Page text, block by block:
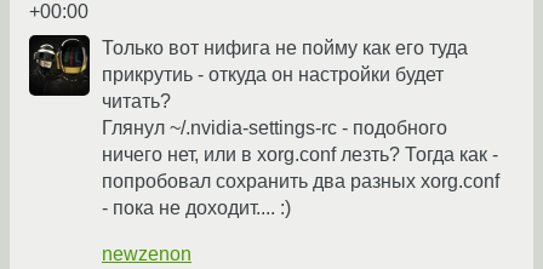
+00:00
Только вот нифига не пойму как его туда
прикрутиь - откуда он настройки будет
читать?
Глянул ~/.nvidia-settings-rc - подобного
ничего нет, или в xorg.conf лезть? Тогда как -
попробовал сохранить два разных xorg.conf
- пока не доходит.... :)
newzenon